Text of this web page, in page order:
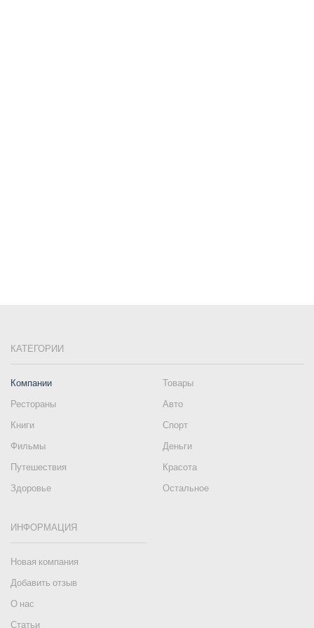
КАТЕГОРИИ
Компании
Товары
Рестораны
Авто
Книги
Спорт
Фильмы
Деньги
Путешествия
Красота
Здоровье
Остальное
ИНФОРМАЦИЯ
Новая компания
Добавить отзыв
О нас
Статьи